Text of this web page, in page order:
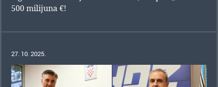
500 milijuna €!
27. 10. 2025.